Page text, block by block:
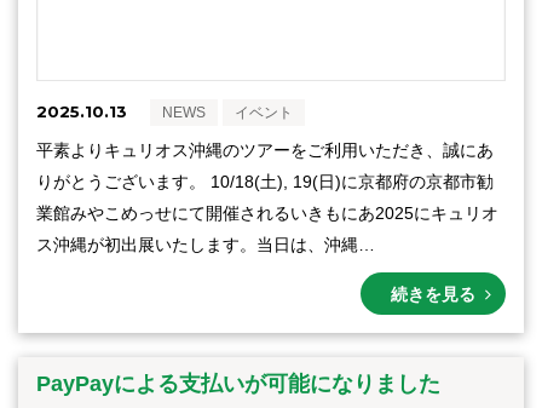
2025.10.13 NEWS イベント
平素よりキュリオス沖縄のツアーをご利用いただき、誠にあ
りがとうございます。 10/18(土), 19(日)に京都府の京都市勧
業館みやこめっせにて開催されるいきもにあ2025にキュリオ
ス沖縄が初出展いたします。当日は、沖縄…
続きを見る
PayPayによる支払いが可能になりました